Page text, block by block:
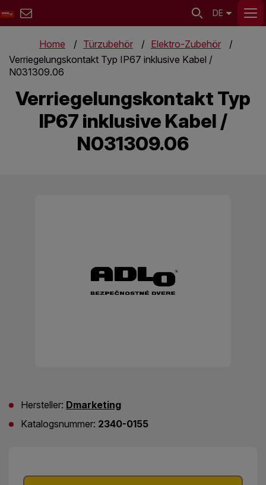
DE
Home Türzubehör
Elektro-Zubehör
Verriegelungskontakt Typ IP67 inklusive Kabel /
N031309.06
Verriegelungskontakt Typ
IP67 inklusive Kabel /
N031309.06
Hersteller: Dmarketing
Katalogsnummer: 2340-0155